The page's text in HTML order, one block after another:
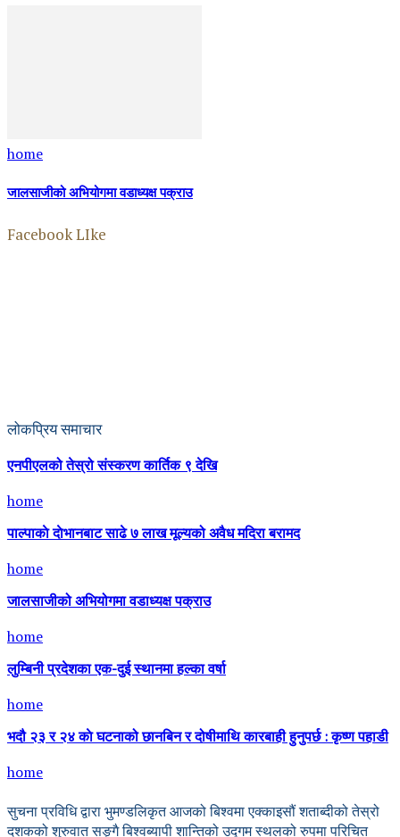
home
जालसाजीको अभियोगमा वडाध्यक्ष पक्राउ
Facebook LIke
लोकप्रिय समाचार
एनपीएलको तेस्रो संस्करण कार्तिक ९ देखि
home
पाल्पाकाे दाेभानबाट साढे ७ लाख मूल्यको अवैध मदिरा बरामद
home
जालसाजीको अभियोगमा वडाध्यक्ष पक्राउ
home
लुम्बिनी प्रदेशका एक-दुई स्थानमा हल्का वर्षा
home
भदौ २३ र २४ काे घटनाको छानबिन र दोषीमाथि कारबाही हुनुपर्छ : कृष्ण पहाडी
home
सुचना प्रविधि द्वारा भुमण्डलिकृत आजको बिश्वमा एक्काइसौं शताब्दीको तेस्रो
दशकको शुरुवात सङ्गै बिश्वब्यापी शान्तिको उद्गम स्थलको रुपमा परिचित